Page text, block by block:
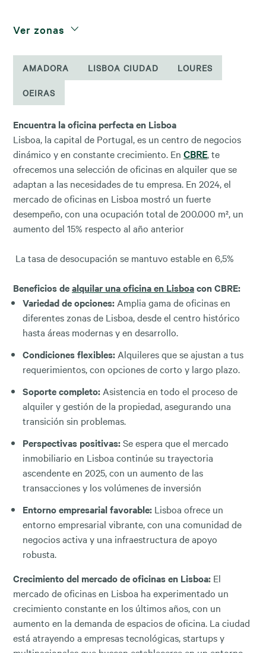
Ver zonas
AMADORA LISBOA CIUDAD LOURES
OEIRAS
Encuentra la oficina perfecta en Lisboa
Lisboa, la capital de Portugal, es un centro de negocios
dinámico y en constante crecimiento. En CBRE, te
ofrecemos una selección de oficinas en alquiler que se
adaptan a las necesidades de tu empresa. En 2024, el
mercado de oficinas en Lisboa mostró un fuerte
desempeño, con una ocupación total de 200.000 m², un
aumento del 15% respecto al año anterior
La tasa de desocupación se mantuvo estable en 6,5%
Beneficios dealquilar una oficina en Lisboacon CBRE:
Variedad de opciones: Amplia gama de oficinas en
diferentes zonas de Lisboa, desde el centro histórico
hasta áreas modernas y en desarrollo.
Condiciones flexibles: Alquileres que se ajustan a tus
requerimientos, con opciones de corto y largo plazo.
Soporte completo: Asistencia en todo el proceso de
alquiler y gestión de la propiedad, asegurando una
transición sin problemas.
Perspectivas positivas:Se espera que el mercado
inmobiliario en Lisboa continúe su trayectoria
ascendente en 2025, con un aumento de las
transacciones y los volúmenes de inversión
Entorno empresarial favorable: Lisboa ofrece un
entorno empresarial vibrante, con una comunidad de
negocios activa y una infraestructura de apoyo
robusta.
Crecimiento del mercado de oficinas en Lisboa: El
mercado de oficinas en Lisboa ha experimentado un
crecimiento constante en los últimos años, con un
aumento en la demanda de espacios de oficina. La ciudad
está atrayendo a empresas tecnológicas, startups y